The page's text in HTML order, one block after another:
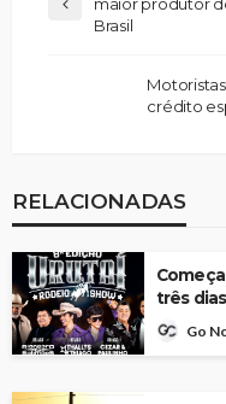
Brasil
crédito
RELACIONADAS
três
Go